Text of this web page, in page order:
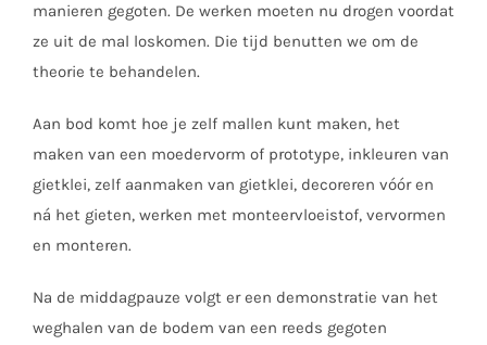
manieren gegoten. De werken moeten nu drogen voordat
ze uit de mal loskomen. Die tijd benutten we om de
theorie te behandelen.
Aan bod komt hoe je zelf mallen kunt maken, het
maken van een moedervorm of prototype, inkleuren van
gietklei, zelf aanmaken van gietklei, decoreren vóór en
ná het gieten, werken met monteervloeistof, vervormen
en monteren.
Na de middagpauze volgt er een demonstratie van het
weghalen van de bodem van een reeds gegoten